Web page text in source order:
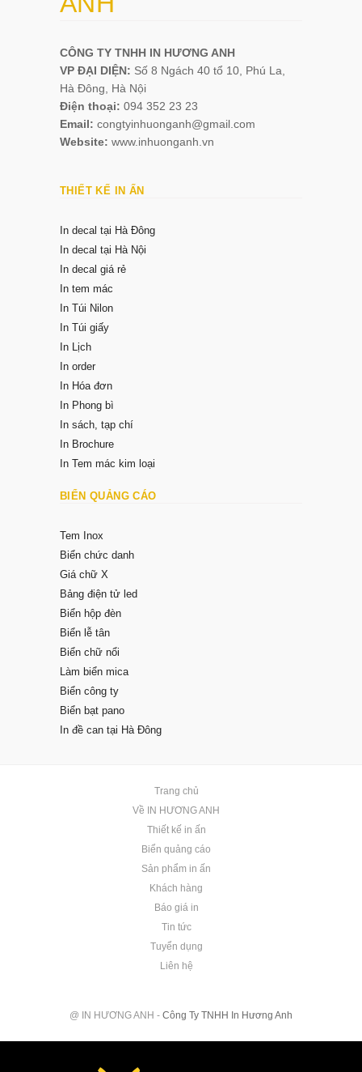
CÔNG TY TNHH IN HƯƠNG ANH
VP ĐẠI DIỆN: Số 8 Ngách 40 tổ 10, Phú La,
Hà Đông, Hà Nội
Điện thoại: 094 352 23 23
Email: congtyinhuonganh@gmail.com
Website: www.inhuonganh.vn
THIẾT KẾ IN ẤN
In decal tại Hà Đông
In decal tại Hà Nội
In decal giá rẻ
In tem mác
In Túi Nilon
In Túi giấy
In Lịch
In order
In Hóa đơn
In Phong bì
In sách, tạp chí
In Brochure
In Tem mác kim loại
BIỂN QUẢNG CÁO
Tem Inox
Biển chức danh
Giá chữ X
Bảng điện tử led
Biển hộp đèn
Biển lễ tân
Biển chữ nổi
Làm biển mica
Biển công ty
Biển bạt pano
In đề can tại Hà Đông
Trang chủ
Về IN HƯƠNG ANH
Thiết kế in ấn
Biển quảng cáo
Sản phẩm in ấn
Khách hàng
Báo giá in
Tin tức
Tuyển dụng
Liên hệ
@ IN HƯƠNG ANH - Công Ty TNHH In Hương Anh